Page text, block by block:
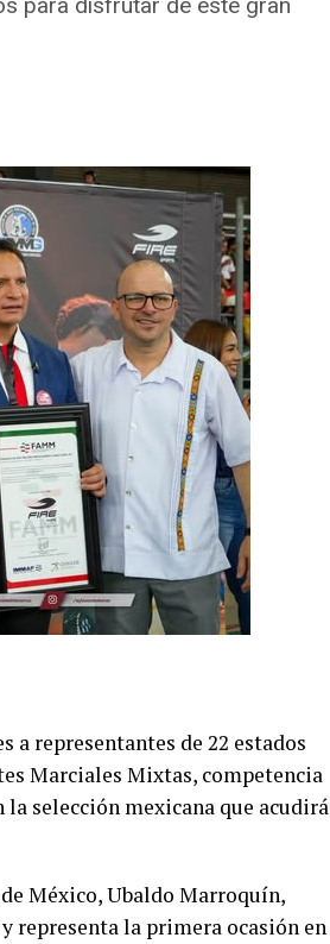
para disfrutar de este gran
a representantes de 22 estados
Marciales Mixtas, competencia
la selección mexicana que acudirá
México, Ubaldo Marroquín,
representa la primera ocasión en